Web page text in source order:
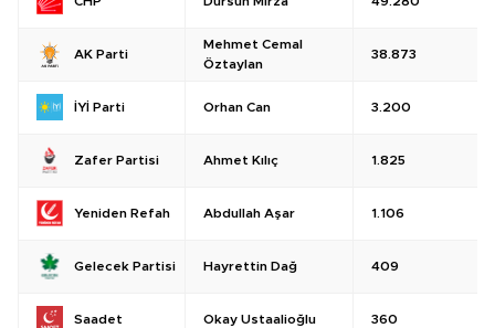
AK Parti
Mehmet Cemal
Öztaylan
38.873
İYİ Parti Orhan Can 3.200
Zafer Partisi Ahmet Kılıç 1.825
Yeniden Refah Abdullah Aşar 1.106
Gelecek Partisi Hayrettin Dağ 409
Saadet Okay Ustaalioğlu 360